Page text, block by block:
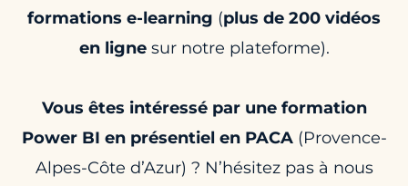
formations e-learning (plus de 200 vidéos
en lignesur notre plateforme).
Vous êtes intéressé par une formation
Power BI en présentiel en PACA (Provence-
Alpes-Côte d’Azur) ? N’hésitez pas à nous